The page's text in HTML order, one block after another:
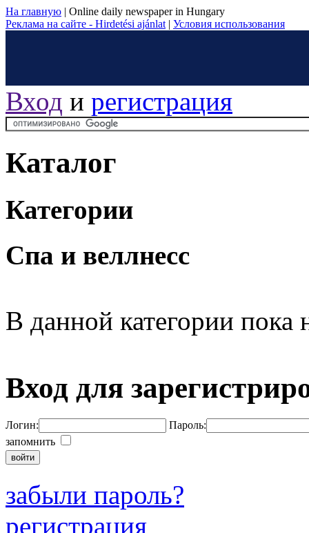
На главную | Online daily newspaper in Hungary
Реклама на сайте - Hirdetési ajánlat | Условия использования
Вход и регистрация
Каталог
Категории
Спа и веллнесс
В данной категории пока
Вход для
Логин:
Пароль:
запомнить
забыли пароль?
регистрация